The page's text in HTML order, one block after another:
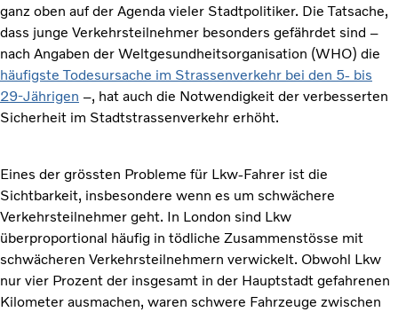
ganz oben auf der Agenda vieler Stadtpolitiker. Die Tatsache,
dass junge Verkehrsteilnehmer besonders gefährdet sind –
nach Angaben der Weltgesundheitsorganisation (WHO) die
häufigste Todesursache im Strassenverkehr bei den 5- bis
29-Jährigen –, hat auch die Notwendigkeit der verbesserten
Sicherheit im Stadtstrassenverkehr erhöht.
Eines der grössten Probleme für Lkw-Fahrer ist die
Sichtbarkeit, insbesondere wenn es um schwächere
Verkehrsteilnehmer geht. In London sind Lkw
überproportional häufig in tödliche Zusammenstösse mit
schwächeren Verkehrsteilnehmern verwickelt. Obwohl Lkw
nur vier Prozent der insgesamt in der Hauptstadt gefahrenen
Kilometer ausmachen, waren schwere Fahrzeuge zwischen